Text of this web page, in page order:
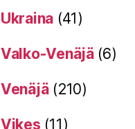
Ukraina (41)
Valko-Venäjä(6)
Venäjä(210)
Vikes (11)